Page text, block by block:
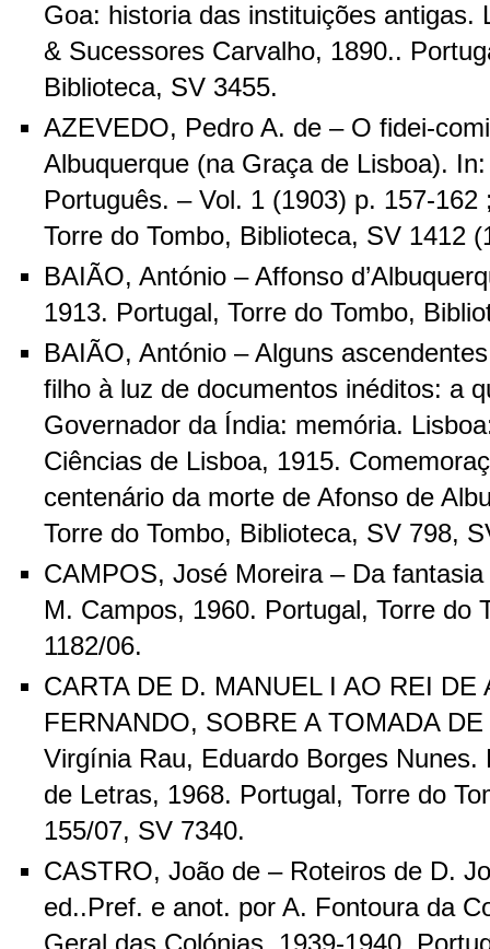
Goa: historia das instituições antigas.
& Sucessores Carvalho, 1890..
Biblioteca, SV 3455.
AZEVEDO, Pedro A. de – O fidei-
Albuquerque (na Graça de Lisboa).
Português. – Vol. 1 (1903) p. 157-
Torre do Tombo, Biblioteca, SV 1412
BAIÃO, António – Affonso
1913. Portugal, Torre do Tombo,
BAIÃO, António – Alguns
filho à luz de documentos inéditos: a
Governador da Índia: memória.
Ciências de Lisboa, 1915.
centenário da morte de Afonso de
Torre do Tombo, Biblioteca, SV 798,
CAMPOS, José Moreira – Da
M. Campos, 1960. Portugal, Torre do
1182/06.
CARTA DE D. MANUEL I AO REI DE
FERNANDO, SOBRE A TOMADA
Virgínia Rau, Eduardo Borges Nunes.
de Letras, 1968. Portugal, Torre do
155/07, SV 7340.
CASTRO, João de – Roteiros de D.
ed..Pref. e anot. por A. Fontoura da